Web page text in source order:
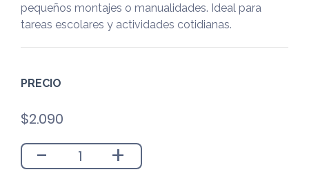
pequeños montajes o manualidades. Ideal para
tareas escolares y actividades cotidianas.
PRECIO
$2.090
- +